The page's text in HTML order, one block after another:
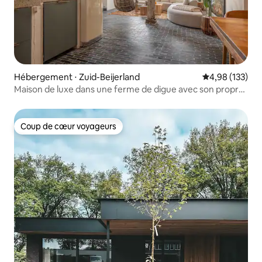
Hébergement ⋅ Zuid-Beijerland Évaluation
4,98 (133)
Maison de luxe dans une ferme de digue avec son propre
Coup de cœur voyageurs
Coup de cœur voyageurs